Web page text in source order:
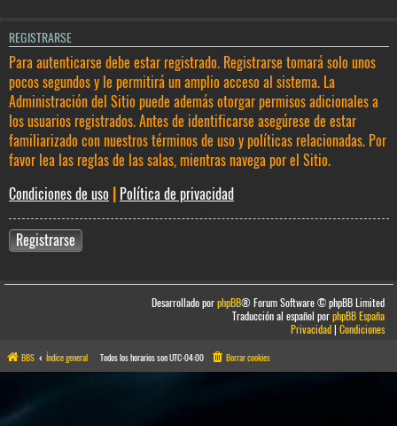
REGISTRARSE
Para autenticarse debe estar registrado. Registrarse tomará solo unos
pocos segundos y le permitirá un amplio acceso al sistema. La
Administración del Sitio puede además otorgar permisos adicionales a
los usuarios registrados. Antes de identificarse asegúrese de estar
familiarizado con nuestros términos de uso y políticas relacionadas. Por
favor lea las reglas de las salas, mientras navega por el Sitio.
Condiciones de uso
Política de privacidad
Registrarse
Desarrollado porphpBB® Forum Software © phpBB Limited
Traducción al español porphpBB España
Privacidad|Condiciones
BBS Índice general Todos los horarios sonUTC-04:00 Borrar cookies